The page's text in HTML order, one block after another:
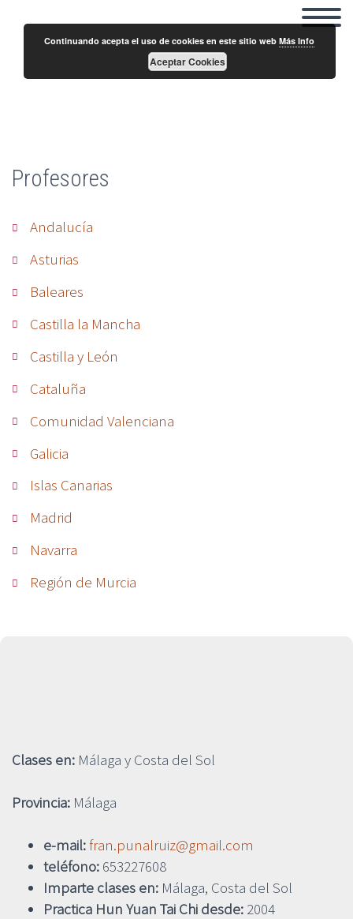
Fran Puñal Ruíz
Profesores
Andalucía
Asturias
Baleares
Castilla la Mancha
Castilla y León
Cataluña
Comunidad Valenciana
Galicia
Islas Canarias
Madrid
Navarra
Región de Murcia
Clases en: Málaga y Costa del Sol
Provincia: Málaga
e-mail:fran.punalruiz@gmail.com
teléfono: 653227608
Imparte clases en: Málaga, Costa del Sol
Practica Hun Yuan Tai Chi desde: 2004
Continuando acepta el uso de cookies en este sitio webMás Info
Aceptar Cookies